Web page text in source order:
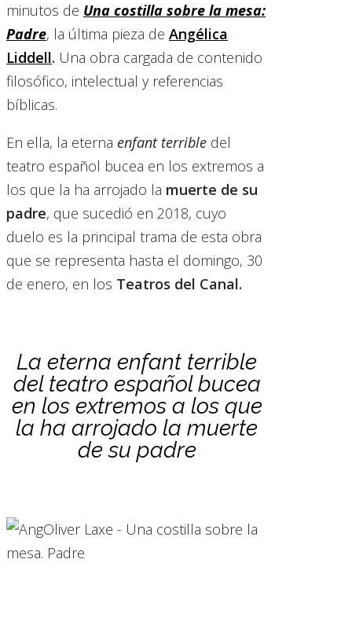
minutos de Una costilla sobre la mesa:
Padre, la última pieza de Angélica
Liddell. Una obra cargada de contenido
filosófico, intelectual y referencias
bíblicas.
En ella, la eterna enfant terrible del
teatro español bucea en los extremos a
los que la ha arrojado la muerte de su
padre, que sucedió en 2018, cuyo
duelo es la principal trama de esta obra
que se representa hasta el domingo, 30
de enero, en los Teatros del Canal.
La eterna enfant terrible
del teatro español bucea
en los extremos a los que
la ha arrojado la muerte
de su padre